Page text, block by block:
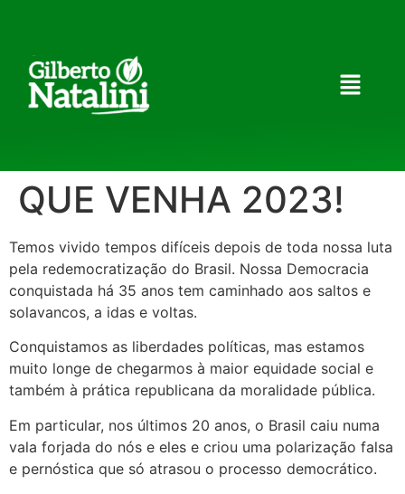
QUE VENHA 2023!
Temos vivido tempos difíceis depois de toda nossa luta
pela redemocratização do Brasil. Nossa Democracia
conquistada há 35 anos tem caminhado aos saltos e
solavancos, a idas e voltas.
Conquistamos as liberdades políticas, mas estamos
muito longe de chegarmos à maior equidade social e
também à prática republicana da moralidade pública.
Em particular, nos últimos 20 anos, o Brasil caiu numa
vala forjada do nós e eles e criou uma polarização falsa
e pernóstica que só atrasou o processo democrático.